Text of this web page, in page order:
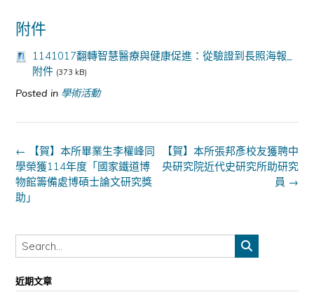
附件
1141017翻轉智慧醫療與健康促進：從驗證到長照海報_
附件 (373 kB)
Posted in 學術活動
Post
navigation
【賀】本所張邦彥校友獲聘中
央研究院近代史研究所助研究
員 →
←
【賀】本所畢業生李權峰同
學榮獲114年度「國家鐵道博
物館籌備處博碩士論文研究獎
助」
近期文章